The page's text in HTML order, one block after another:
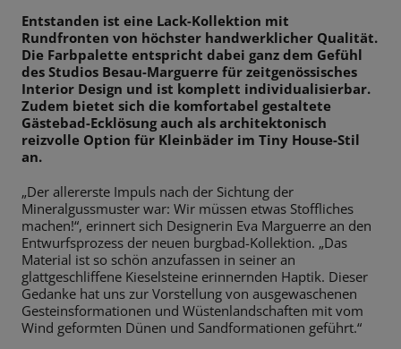
Entstanden ist eine Lack-Kollektion mit
Rundfronten von höchster handwerklicher Qualität.
Die Farbpalette entspricht dabei ganz dem Gefühl
des Studios Besau-Marguerre für zeitgenössisches
Interior Design und ist komplett individualisierbar.
Zudem bietet sich die komfortabel gestaltete
Gästebad-Ecklösung auch als architektonisch
reizvolle Option für Kleinbäder im Tiny House-Stil
an.
„Der allererste Impuls nach der Sichtung der
Mineralgussmuster war: Wir müssen etwas Stoffliches
machen!“, erinnert sich Designerin Eva Marguerre an den
Entwurfsprozess der neuen burgbad-Kollektion. „Das
Material ist so schön anzufassen in seiner an
glattgeschliffene Kieselsteine erinnernden Haptik. Dieser
Gedanke hat uns zur Vorstellung von ausgewaschenen
Gesteinsformationen und Wüstenlandschaften mit vom
Wind geformten Dünen und Sandformationen geführt.“